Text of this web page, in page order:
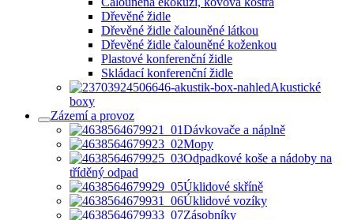
Dřevěné židle
Dřevěné židle čalouněné látkou
Dřevěné židle čalouněné koženkou
Plastové konferenční židle
Skládací konferenční židle
Akustické
boxy
Zázemí a provoz
Dávkovače a náplně
Mopy
Odpadkové koše a nádoby na
tříděný odpad
Úklidové skříně
Úklidové vozíky
Zásobníky